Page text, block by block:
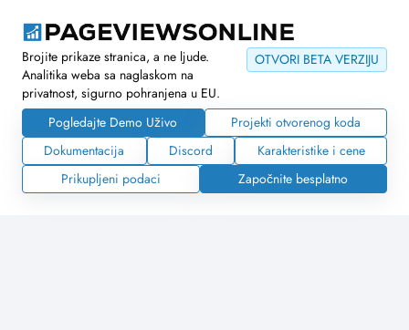
OTVORI BETA VERZIJU
Brojite prikaze stranica, a ne ljude.
Analitika weba sa naglaskom na
privatnost, sigurno pohranjena u EU.
Pogledajte Demo Uživo
Projekti otvorenog koda
Dokumentacija
Discord
Karakteristike i cene
Prikupljeni podaci
Započnite besplatno